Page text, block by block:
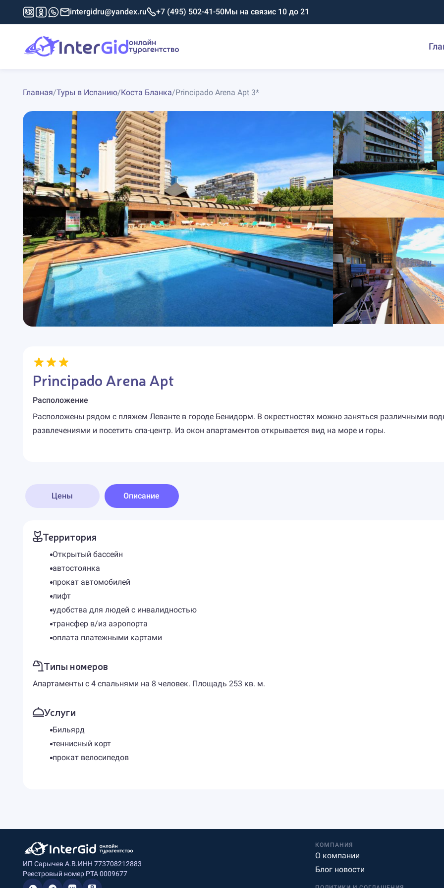
intergidru@yandex.ru +7 (495) 502-41-50Мы на связис 10 до 21
Главная/Туры в Испанию/Коста Бланка/Principado Arena Apt 3*
Principado Arena Apt
Расположение
Расположены рядом с пляжем Леванте в городе Бенидорм. В окрестностях можно заняться различными
развлечениями и посетить спа-центр. Из окон апартаментов открывается вид на море и горы.
Цены Описание
Территория
Открытый бассейн
автостоянка
прокат автомобилей
лифт
удобства для людей с инвалидностью
трансфер в/из аэропорта
оплата платежными картами
Типы номеров
Апартаменты с 4 спальнями на 8 человек. Площадь 253 кв. м.
Услуги
Бильярд
теннисный корт
прокат велосипедов
ИП Сарычев А.В.ИНН 773708212883
Реестровый номер РТА 0009677
КОМПАНИЯ
О компании
Блог новости